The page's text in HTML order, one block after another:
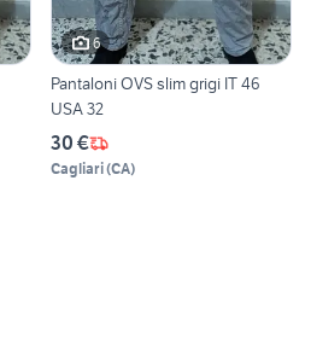
6
Pantaloni OVS slim grigi IT 46
USA 32
30 €
Cagliari(CA)